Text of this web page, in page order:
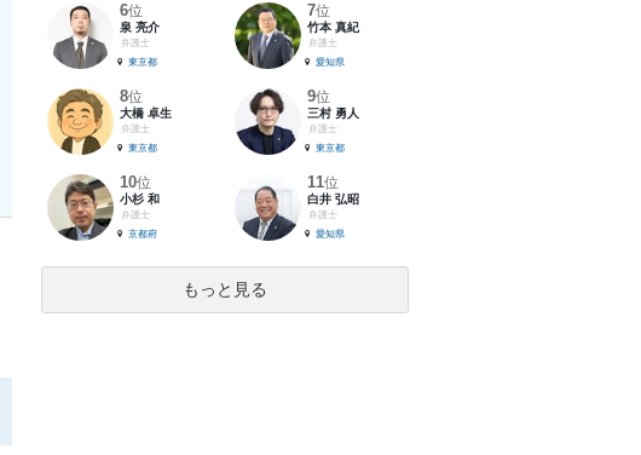
6位
泉 亮介
弁護士
東京都
7位
竹本 真紀
弁護士
愛知県
8位
大橋 卓生
弁護士
東京都
9位
三村 勇人
弁護士
東京都
10位
小杉 和
弁護士
京都府
11位
白井 弘昭
弁護士
愛知県
もっと見る